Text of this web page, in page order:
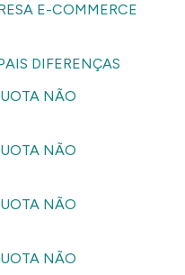
E-COMMERCE
DIFERENÇAS
NÃO
NÃO
NÃO
NÃO